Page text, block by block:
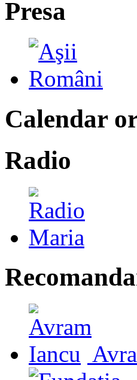
Presa
Calendar
Radio